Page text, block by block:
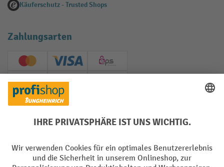
Käuferschutz - Trusted Shops
Zahlungsarten
Creditcard (Master)Creditcard (Visa)
EPS
PayPal
Soziale Netzwerke